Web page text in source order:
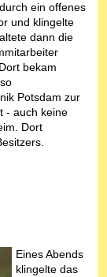
ein offenes
und klingelte
dann die
bekam
Potsdam zur
- auch keine
Dort
Eines Abends
klingelte das